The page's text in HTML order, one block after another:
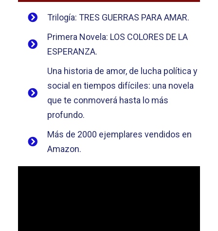
Trilogía: TRES GUERRAS PARA AMAR.
Primera Novela: LOS COLORES DE LA
ESPERANZA.
Una historia de amor, de lucha política y
social en tiempos difíciles: una novela
que te conmoverá hasta lo más
profundo.
Más de 2000 ejemplares vendidos en
Amazon.